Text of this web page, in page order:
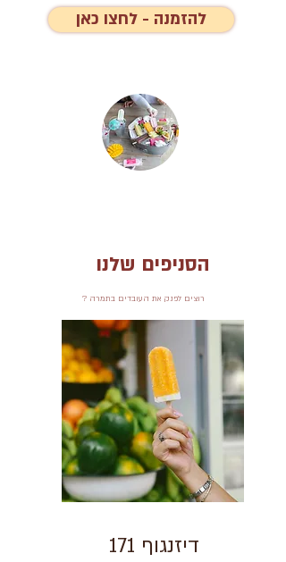
להזמנה - לחצו כאן
הסניפים שלנו
רוצים לפנק את העובדים בתמרה ?
דיזנגוף 171